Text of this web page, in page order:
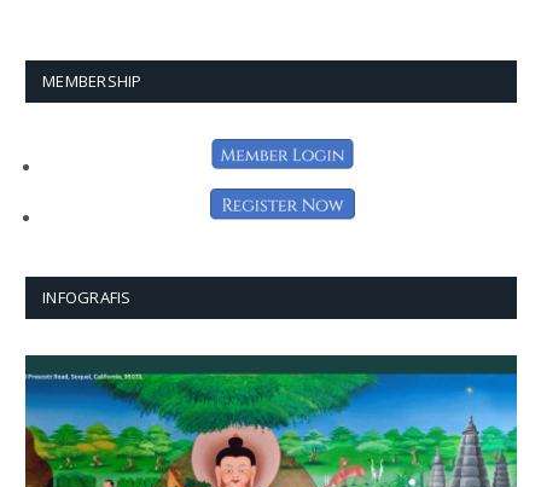
MEMBERSHIP
INFOGRAFIS